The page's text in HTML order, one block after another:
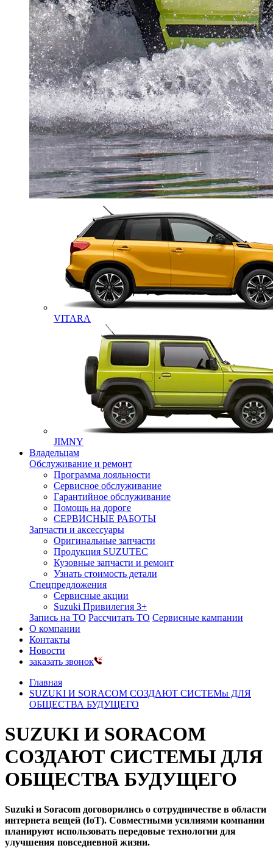
VITARA
JIMNY
Владельцам
Обслуживание и ремонт
Программа лояльности
Сервисное обслуживание
Гарантийное обслуживание
Помощь на дороге
СЕРВИСНЫЕ РАБОТЫ
Запчасти и аксессуары
Оригинальные запчасти
Продукция SUZUTEC
Кузовные запчасти и ремонт
Узнать стоимость детали
Спецпредложения
Сервисные акции
Suzuki Привилегия 3+
Запись на ТО Рассчитать ТО Сервисные кампании
О компании
Контакты
Новости
заказать звонок
Главная
SUZUKI И SORACOM СОЗДАЮТ СИСТЕМы ДЛЯ
ОБЩЕСТВА БУДУЩЕГО
SUZUKI И SORACOM
СОЗДАЮТ СИСТЕМЫ ДЛЯ
ОБЩЕСТВА БУДУЩЕГО
Suzuki и Soracom договорились о сотрудничестве в области
интернета вещей (IoT). Совместными усилиями компании
планируют использовать передовые технологии для
улучшения повседневной жизни.